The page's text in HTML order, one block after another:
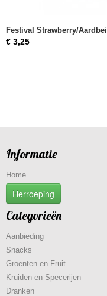
Festival Strawberry/Aardbei
€ 3,25
Informatie
Home
Herroeping
Categorieën
Aanbieding
Snacks
Groenten en Fruit
Kruiden en Specerijen
Dranken